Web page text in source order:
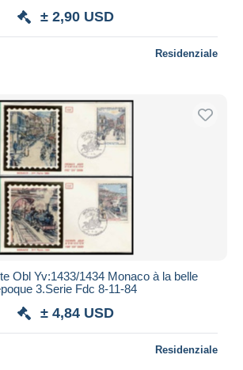
± 2,90 USD
Residenziale
Obl Yv:1433/1434 Monaco à la belle
3.Serie Fdc 8-11-84
± 4,84 USD
Residenziale